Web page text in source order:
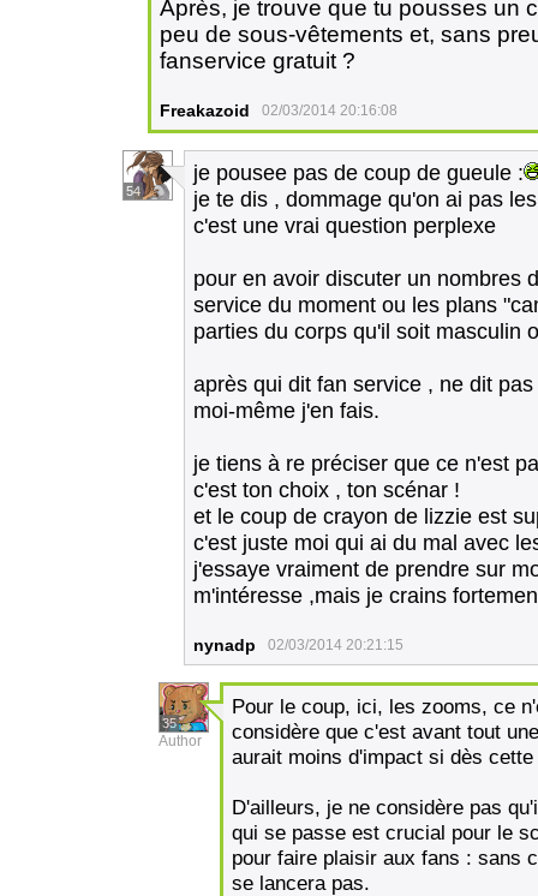
Après, je trouve que tu pousses un
peu de sous-vêtements et, sans
fanservice gratuit ?
Freakazoid 02/03/2014 20:16:08
54
je pousee pas de coup de gueule :
je te dis , dommage qu'on ai pas
c'est une vrai question perplexe
pour en avoir discuter un nombres
service du moment ou les plans
parties du corps qu'il soit masculin
après qui dit fan service , ne dit
moi-même j'en fais.
je tiens à re préciser que ce n'est
c'est ton choix , ton scénar !
et le coup de crayon de lizzie est
c'est juste moi qui ai du mal avec
j'essaye vraiment de prendre sur
m'intéresse ,mais je crains
nynadp 02/03/2014 20:21:15
35
Author
Pour le coup, ici, les zooms, ce
considère que c'est avant tout
aurait moins d'impact si dès
D'ailleurs, je ne considère pas
qui se passe est crucial pour le
pour faire plaisir aux fans : sans
se lancera pas.